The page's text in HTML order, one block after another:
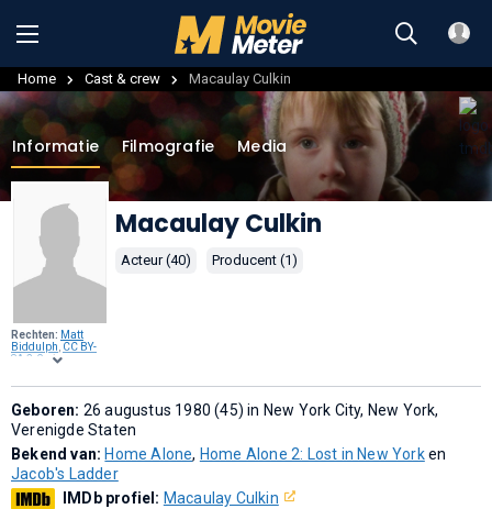
Home Cast & crew Macaulay Culkin
Rechten: Matt
Biddulph, CC BY-
SA 2.0 , via
Commons.
Informatie Filmografie Media
Macaulay Culkin
Acteur (40) Producent (1)
Geboren: 26 augustus 1980 (45) in New York City, New York,
Verenigde Staten
Bekend van: Home Alone, Home Alone 2: Lost in New Yorken
Jacob's Ladder
IMDb profiel: Macaulay Culkin